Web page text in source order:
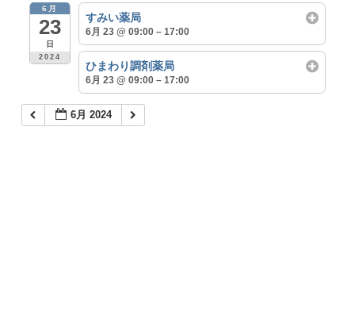
6月
23
日
2024
すみい薬局
6月 23 @ 09:00 – 17:00
ひまわり調剤薬局
6月 23 @ 09:00 – 17:00
6月 2024